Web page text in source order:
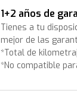
1+2 años de
Tienes a tu
mejor de las
*Total de
*No compatible